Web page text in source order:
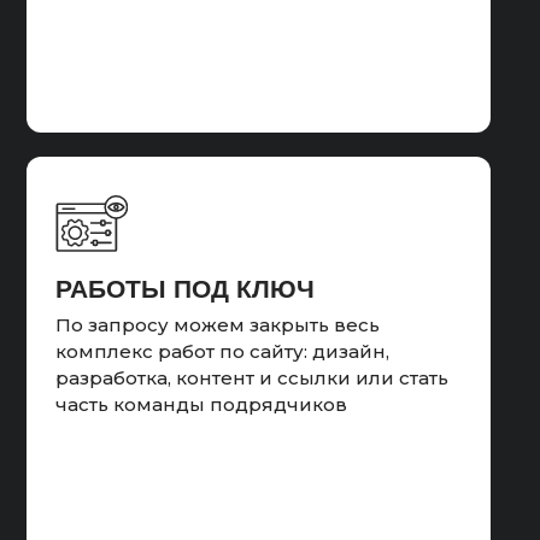
ДЛЯ ОРГАНОВ
Готовим отчётность для
контролирующих органов (органы по
надзору в сфере интернет-рекламы)
Результат:
ОТБОР НЕЦЕЛЕВЫХ
ПРОВЕРКА
КОЛЛТРЕКИНГА
Прослушивание звонков с рекламы
РАБОТЫ ПОД КЛЮЧ
По запросу можем закрыть весь
комплекс работ по сайту: дизайн,
разработка, контент и ссылки или стать
часть команды подрядчиков